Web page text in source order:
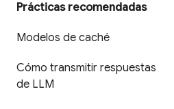
Prácticas recomendadas
Modelos de caché
Cómo transmitir respuestas
de LLM